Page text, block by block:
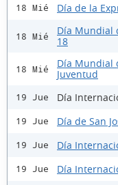
18 Mié Día de la
18 Mié
Día Mundial
18
18 Mié
Día Mundial
Juventud
19 Jue Día
19 Jue Día de San
19 Jue Día
19 Jue Día